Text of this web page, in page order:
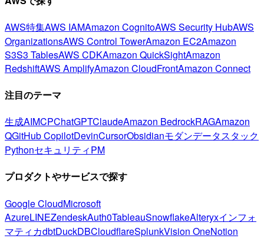
AWS特集AWS IAMAmazon CognitoAWS Security HubAWS
OrganizationsAWS Control TowerAmazon EC2Amazon
S3S3 TablesAWS CDKAmazon QuickSightAmazon
RedshiftAWS AmplifyAmazon CloudFrontAmazon Connect
注目のテーマ
生成AIMCPChatGPTClaudeAmazon BedrockRAGAmazon
QGitHub CopilotDevinCursorObsidianモダンデータスタック
PythonセキュリティPM
プロダクトやサービスで探す
Google CloudMicrosoft
AzureLINEZendeskAuth0TableauSnowflakeAlteryxインフォ
マティカdbtDuckDBCloudflareSplunkVision OneNotion